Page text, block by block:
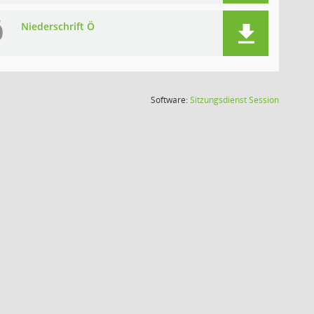
Niederschrift Ö
Software:SitzungsdienstSession(Wird in